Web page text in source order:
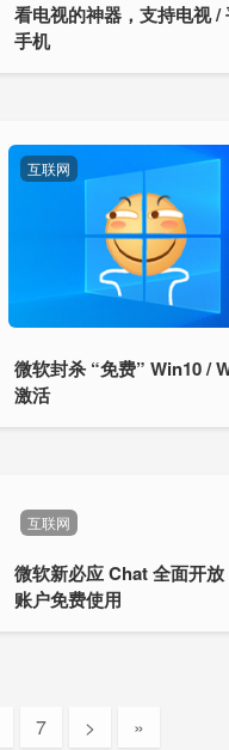
看电视的神器，支持电视 /
手机
互联网
微软封杀 “免费” Win10 /
激活
互联网
微软新必应 Chat 全面开
账户免费使用
7 > »